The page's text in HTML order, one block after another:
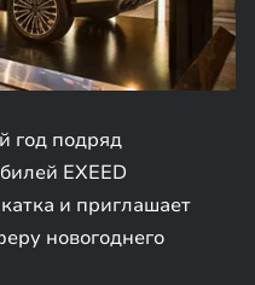
год подряд
EXEED
и приглашает
новогоднего